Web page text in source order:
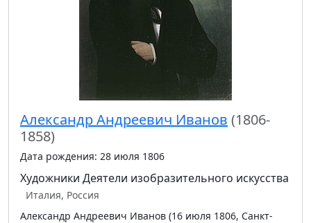
Александр Андреевич Иванов (1806-
1858)
Дата рождения: 28 июля 1806
Художники Деятели изобразительного искусства
Италия, Россия
Александр Андреевич Иванов (16 июля 1806, Санкт-